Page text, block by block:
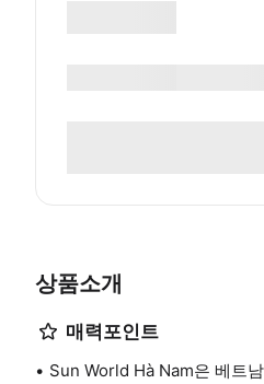
상품소개
매력포인트
Sun World Hà Nam은 베트